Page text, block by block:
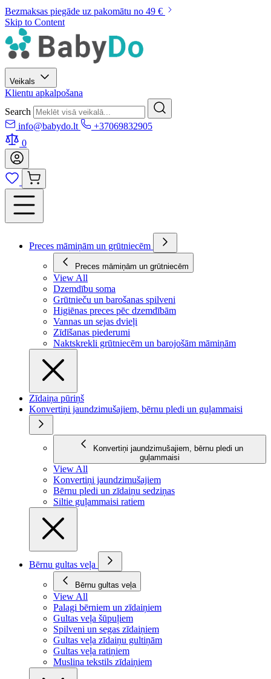
Bezmaksas piegāde uz pakomātu no 49 €
Skip to Content
Veikals
Klientu apkalpošana
Search
info@babydo.lt
+37069832905
0
Preces māmiņām un grūtniecēm
Preces māmiņām un grūtniecēm
View All
Dzemdību soma
Grūtnieču un barošanas spilveni
Higiēnas preces pēc dzemdībām
Vannas un sejas dvieļi
Zīdīšanas piederumi
Naktskrekli grūtniecēm un barojošām māmiņām
Zīdaiņa pūriņš
Konvertiņi jaundzimušajiem, bērnu pledi un guļammaisi
Konvertiņi jaundzimušajiem, bērnu pledi un
guļammaisi
View All
Konvertiņi jaundzimušajiem
Bērnu pledi un zīdaiņu sedziņas
Siltie guļammaisi ratiem
Bērnu gultas veļa
Bērnu gultas veļa
View All
Palagi bērniem un zīdaiņiem
Gultas veļa šūpuļiem
Spilveni un segas zīdaiņiem
Gultas veļa zīdaiņu gultiņām
Gultas veļa ratiņiem
Muslina tekstils zīdaiņiem